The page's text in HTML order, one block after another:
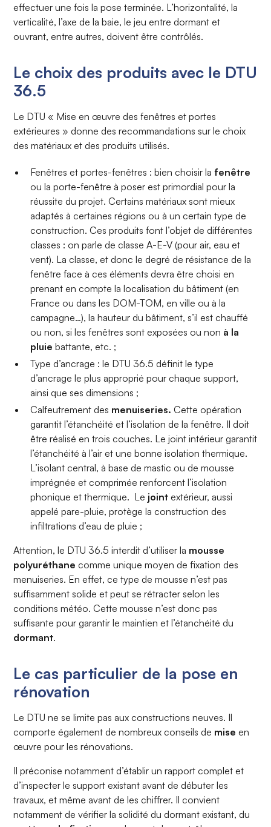
effectuer une fois la pose terminée. L’horizontalité, la
verticalité, l’axe de la baie, le jeu entre dormant et
ouvrant, entre autres, doivent être contrôlés.
Le choix des produits avec le DTU
36.5
Le DTU « Mise en œuvre des fenêtres et portes
extérieures » donne des recommandations sur le choix
des matériaux et des produits utilisés.
Fenêtres et portes-fenêtres : bien choisir lafenêtre
ou la porte-fenêtre à poser est primordial pour la
réussite du projet. Certains matériaux sont mieux
adaptés à certaines régions ou à un certain type de
construction. Ces produits font l’objet de différentes
classes : on parle de classe A-E-V (pour air, eau et
vent). La classe, et donc le degré de résistance de la
fenêtre face à ces éléments devra être choisi en
prenant en compte la localisation du bâtiment (en
France ou dans les DOM-TOM, en ville ou à la
campagne…), la hauteur du bâtiment, s’il est chauffé
ou non, si les fenêtres sont exposées ou non à la
pluie battante, etc. ;
Type d’ancrage : le DTU 36.5 définit le type
d’ancrage le plus approprié pour chaque support,
ainsi que ses dimensions ;
Calfeutrement des menuiseries.Cette opération
garantit l’étanchéité et l’isolation de la fenêtre. Il doit
être réalisé en trois couches. Le joint intérieur garantit
l’étanchéité à l’air et une bonne isolation thermique.
L’isolant central, à base de mastic ou de mousse
imprégnée et comprimée renforcent l’isolation
phonique et thermique. Le joint extérieur, aussi
appelé pare-pluie, protège la construction des
infiltrations d’eau de pluie ;
Attention, le DTU 36.5 interdit d’utiliser la mousse
polyuréthane comme unique moyen de fixation des
menuiseries. En effet, ce type de mousse n’est pas
suffisamment solide et peut se rétracter selon les
conditions météo. Cette mousse n’est donc pas
suffisante pour garantir le maintien et l’étanchéité du
dormant.
Le cas particulier de la pose en
rénovation
Le DTU ne se limite pas aux constructions neuves. Il
comporte également de nombreux conseils de mise en
œuvre pour les rénovations.
Il préconise notamment d’établir un rapport complet et
d’inspecter le support existant avant de débuter les
travaux, et même avant de les chiffrer. Il convient
notamment de vérifier la solidité du dormant existant, du